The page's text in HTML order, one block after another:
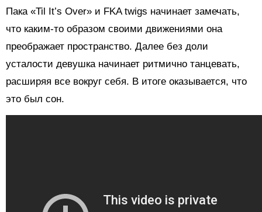
Пака «Til It’s Over» и FKA twigs начинает замечать,
что каким-то образом своими движениями она
преображает пространство. Далее без доли
усталости девушка начинает ритмично танцевать,
расширяя все вокруг себя. В итоге оказывается, что
это был сон.